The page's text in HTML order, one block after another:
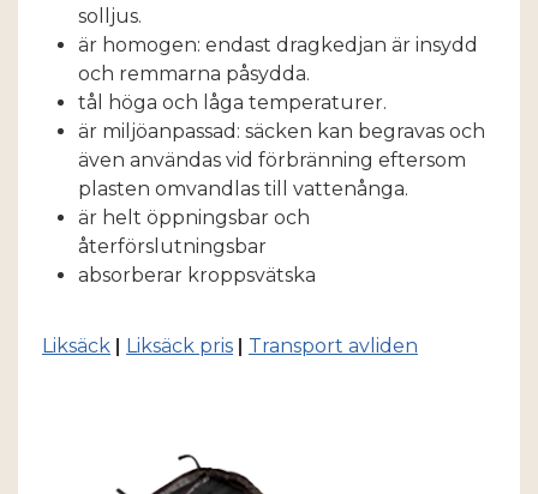
solljus.
är homogen: endast dragkedjan är insydd
och remmarna påsydda.
tål höga och låga temperaturer.
är miljöanpassad: säcken kan begravas och
även användas vid förbränning eftersom
plasten omvandlas till vattenånga.
är helt öppningsbar och
återförslutningsbar
absorberar kroppsvätska
Liksäck | Liksäck pris | Transport avliden